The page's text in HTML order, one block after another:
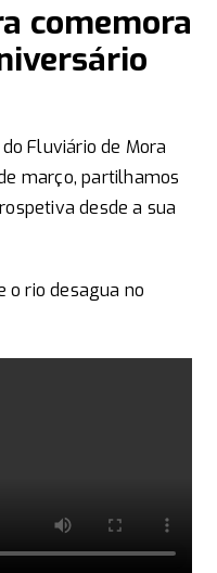
comemora
Fluviário de Mora
março, partilhamos
desde a sua
o rio desagua no